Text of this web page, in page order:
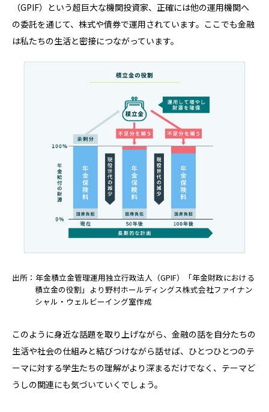
（GPIF）という超巨大な機関投資家、正確には他の運用機関へ
の委託を通じて、株式や債券で運用されています。ここでも金融
は私たちの生活と密接につながっています。
出所：年金積立金管理運用独立行政法人（GPIF）「年金財政における
積立金の役割」より野村ホールディングス株式会社ファイナン
シャル・ウェルビーイング室作成
このように身近な話題を取り上げながら、金融の話を自分たちの
生活や社会の仕組みと結びつけながら話せば、ひとつひとつのテ
ーマに対する学生たちの理解がより深まるだけでなく、テーマど
うしの関連にも気づいていくでしょう。